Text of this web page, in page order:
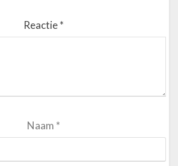
Reactie*
Naam *